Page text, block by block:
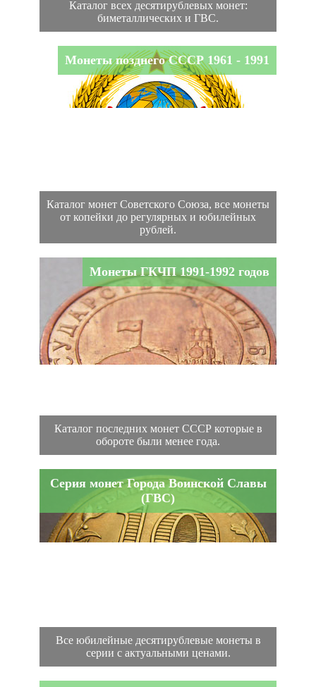
Каталог всех десятирублевых монет:
биметаллических и ГВС.
Монеты позднего СССР 1961 - 1991
Каталог монет Советского Союза, все монеты
от копейки до регулярных и юбилейных
рублей.
Монеты ГКЧП 1991-1992 годов
Каталог последних монет СССР которые в
обороте были менее года.
Серия монет Города Воинской Славы
(ГВС)
Все юбилейные десятирублевые монеты в
серии с актуальными ценами.